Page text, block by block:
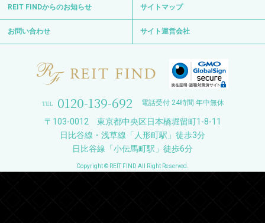
REIT FINDからのお知らせ サイトマップ
お問い合わせ サイト運営会社
0120-139-692 電話受付 24時間 年中無休
〒103-0012 東京都中央区日本橋堀留町1-8-11
日比谷線・浅草線「人形町駅」徒歩3分
日比谷線「小伝馬町駅」徒歩6分
Copyright © REIT FIND All Right Reserved.